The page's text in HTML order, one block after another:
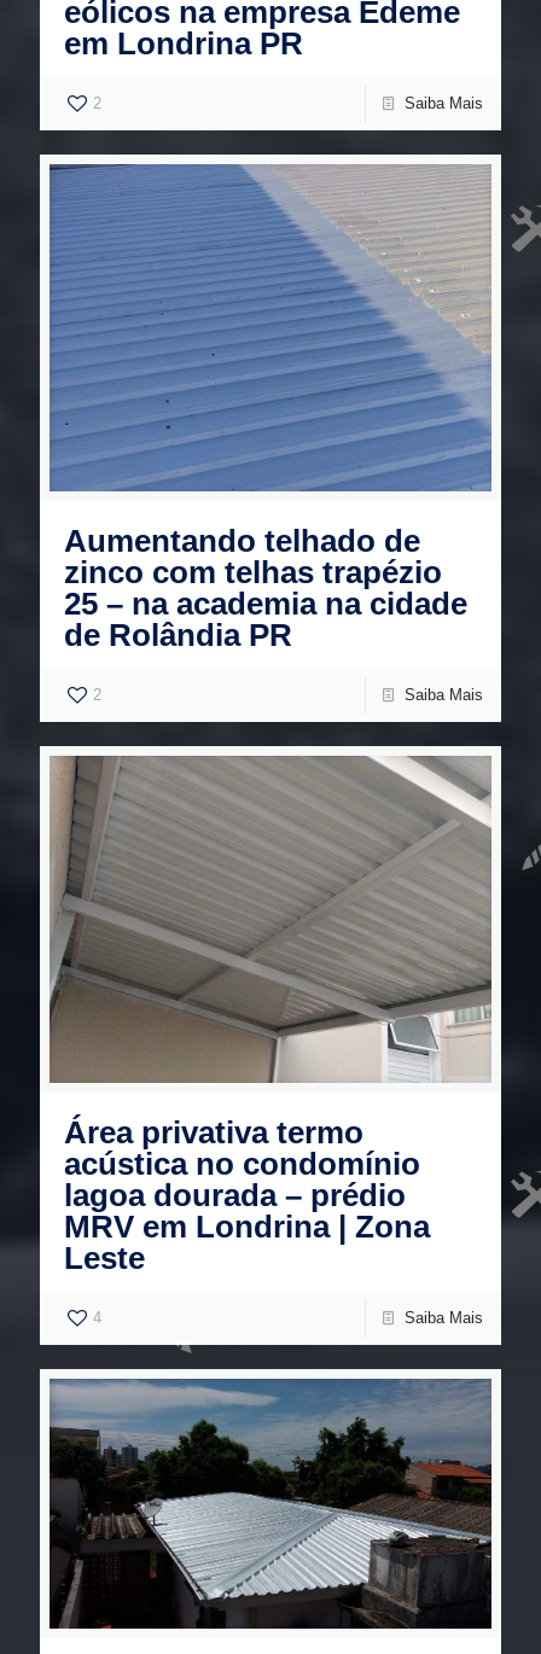
eólicos na empresa Edeme
em Londrina PR
2 Saiba Mais
Aumentando telhado de
zinco com telhas trapézio
25 – na academia na cidade
de Rolândia PR
2 Saiba Mais
Área privativa termo
acústica no condomínio
lagoa dourada – prédio
MRV em Londrina | Zona
Leste
4 Saiba Mais